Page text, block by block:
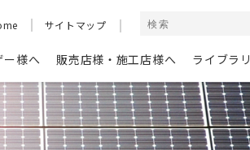
サイトマップ
ー様へ 販売店様・施工店様へ ライブラリ